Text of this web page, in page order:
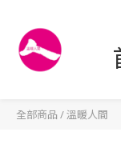
全部商品 /溫暖人間